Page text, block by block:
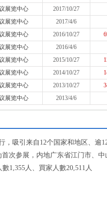
展览中心 2017/10/27
展览中心 2017/4/6
展览中心 2016/10/27
展览中心 2016/4/6
展览中心 2015/10/27
展览中心 2014/10/27
展览中心 2013/10/27
展览中心 2013/4/6
吸引来自12个国家和地区、逾
次参展，内地广东省江门市、中
1,355人、買家人數20,511人